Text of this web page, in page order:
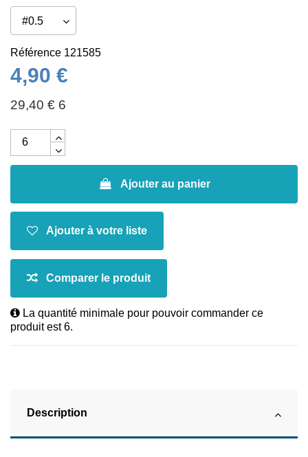
Référence 121585
4,90 €
29,40 € 6
Ajouter au panier
La quantité minimale pour pouvoir commander ce
produit est 6.
Description